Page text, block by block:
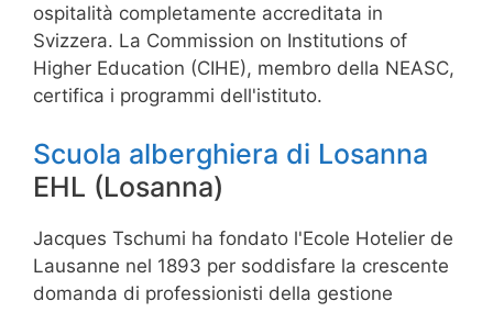
ospitalità completamente accreditata in
Svizzera. La Commission on Institutions of
Higher Education (CIHE), membro della NEASC,
certifica i programmi dell'istituto.
Scuola alberghiera di Losanna
EHL (Losanna)
Jacques Tschumi ha fondato l'Ecole Hotelier de
Lausanne nel 1893 per soddisfare la crescente
domanda di professionisti della gestione